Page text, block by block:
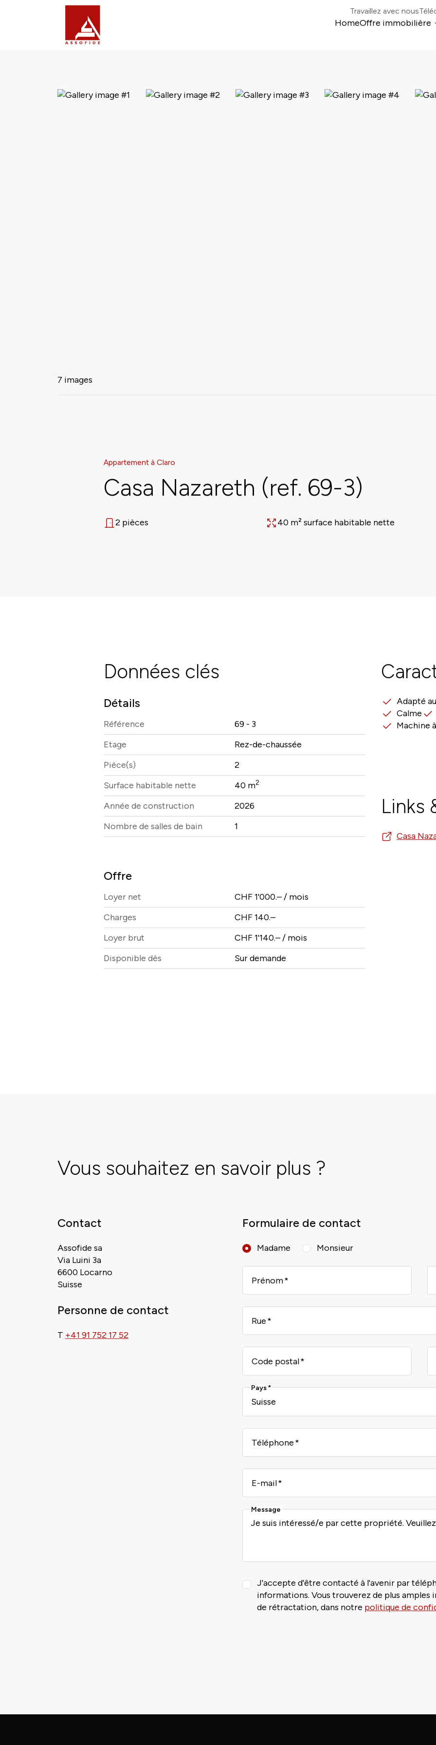
Travaillez avec nous
HomeOffre immobilière
Colonia di Mogno
7 images
Appartement à Claro
Casa Nazareth (ref. 69-3)
Nombre de pièces
2 pièces Surface
40 m² surface habitable nette
Données clés
Détails
Référence
69 - 3
Etage
Rez-de-chaussée
Pièce(s)
2
Surface habitable nette
40 m2
Année de construction
2026
Nombre de salles de bain
1
Offre
Loyer net
CHF 1'000.– / mois
Charges
CHF 140.–
Loyer brut
CHF 1'140.– / mois
Disponible dès
Sur demande
Adapté
Calme
Machine
Links
Casa
Vous souhaitez en savoir plus ?
Contact
Assofide sa
Via Luini 3a
6600 Locarno
Suisse
Personne de contact
T +41 91 752 17 52
Formulaire de contact
Madame Monsieur
Prénom
Rue
Code postal
Pays
Téléphone
E-mail
Message
J'accepte d'être contacté à l'avenir par
informations. Vous trouverez de plus
de rétractation, dans notre politique de